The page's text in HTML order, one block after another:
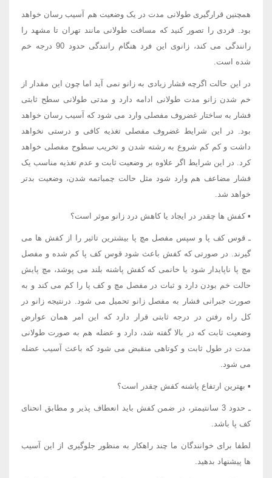
همچنین قرارگیری طولانی مدت در یک وضعیت هم آسیب رسان خواهد
بود. فردی را تصور کنید که مسافت طولانی مانند تهران تا مشهد را
رانندگی می کند، زانوی این فرد هنگام رانندگی حدود 90 درجه خم
شده است.
در این حالت اگرچه فشار زیادی به زانو نمی آید اما چون این مقدار از
خم شدن زانو مدت طولانی ادامه دارد و مدتی طولانی سطح ثابتی
فشار به ساختار غضروف مفصلی وارد می شود که آسیب رسان خواهد
بود. در این شرایط غضروف مفصلی تغذیه کافی و درستی نخواهد
داشت و کم کم شروع به رشته شدن و تخریب سطوح مفصلی خواهد
کرد. در این شرایط اگر علاوه بر وضعیت ثابت و عدم تغذیه مناسب یک
فشار مضاعف هم وارد شود مثل حالت چمباتمه شدن، وضعیت بدتر
خواهد شد.
▪ کفش ها چقدر در ایجاد یا کاهش درد زانو موثر است؟
ـ قوس کف پا و سپس مفصل مچ پا بیشترین تاثیر را از کفش ها می
گیرند. در صورتی که کفش باعث شود قوس کف پا کم شده و مفصل
مچ پا ناپایدار شود یا خانمی که کفش پاشنه بلند می پوشد، مچ پایش
حالت خم بودن دارد و ثبات در مفصل مچ و کف پا را کم می کند و به
صورت جبرانی فشار به مفصل زانو تحمیل می شود. درنتیجه زانو در
کل راه رفتن در درجه ثابتی قرار دارد که این امر همان عوارض
وضعیت ثابت که در بالا گفته شد، دارد و عضله هم به صورت طولانی
مدت در طول ثابت و کوتاهی منقبض می شود که باعث آسیب عضله
می شود.
▪ بهترین ارتفاع پاشنه کفش چقدر است؟
ـ حدود 3 سانتیمتر، در ضمن کفش باید انعطاف پذیر و مطابق انحنای
کف پا باشد.
لطفا برای خوانندگان ما چند راهکار به منظور جلوگیری از این آسیب
ها پیشنهاد بدهید.